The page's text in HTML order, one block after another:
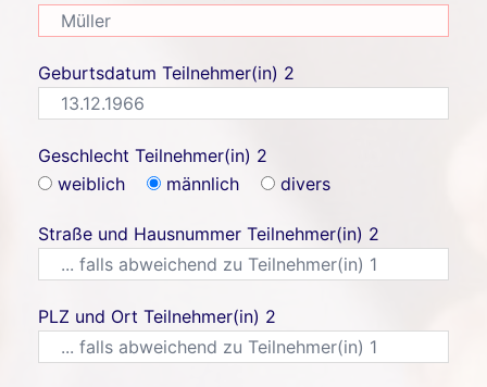
Geburtsdatum Teilnehmer(in) 2
Geschlecht Teilnehmer(in) 2
weiblich
männlich divers
Straße und Hausnummer Teilnehmer(in) 2
PLZ und Ort Teilnehmer(in) 2